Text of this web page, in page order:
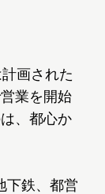
画された
業を開始
、都心か
下鉄、都営